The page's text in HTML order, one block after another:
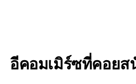
อีคอมเมิร์ซที่คอย